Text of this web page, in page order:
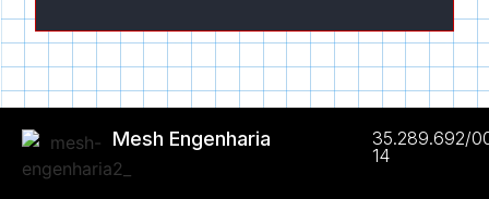
Mesh Engenharia
35.289.692/
14